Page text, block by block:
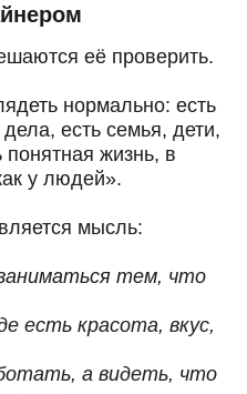
её проверить.
нормально: есть
есть семья, дети,
понятная жизнь, в
у людей».
мысль:
тем, что
есть красота, вкус,
а видеть, что